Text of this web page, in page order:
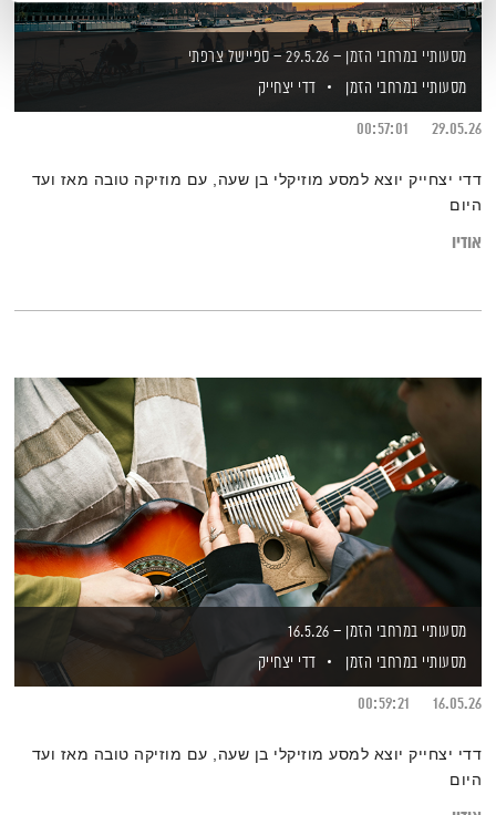
מסעותיי במרחבי הזמן – 29.5.26 – ספיישל צרפתי
מסעותיי במרחבי הזמן
דדי יצחייק
29.05.26
00:57:01
דדי יצחייק יוצא למסע מוזיקלי בן שעה, עם מוזיקה טובה מאז ועד
היום
אודיו
מסעותיי במרחבי הזמן – 16.5.26
מסעותיי במרחבי הזמן
דדי יצחייק
16.05.26
00:59:21
דדי יצחייק יוצא למסע מוזיקלי בן שעה, עם מוזיקה טובה מאז ועד
היום